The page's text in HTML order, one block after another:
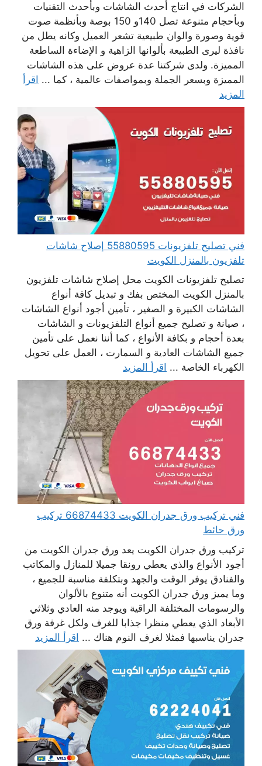
الشركات في انتاج أحدث الشاشات وبأحدث التقنيات
وبأحجام متنوعة تصل 140و 150 بوصة وبأنظمة صوت
قوية وصورة والوان طبيعية تشعر العميل وكانه يطل من
نافذة ليرى الطبيعة بألوانها الزاهية و الإضاءة الساطعة
المميزة. ولدى شركتنا عدة عروض على هذه الشاشات
المميزة وبسعر الجملة وبمواصفات عالمية ، كما ... اقرأ
المزيد
فني تصليح تلفزيونات 55880595 إصلاح شاشات
تلفزيون بالمنزل الكويت
تصليح تلفزيونات الكويت محل إصلاح شاشات تلفزيون
بالمنزل الكويت المختص بفك و تبديل كافة أنواع
الشاشات الكبيرة و الصغير ، تأمين أجود أنواع الشاشات
، صيانة و تصليح جميع أنواع التلفزيونات و الشاشات
بعدة أحجام و بكافة الأنواع ، كما أننا نعمل على تأمين
جميع الشاشات العادية و السمارت ، العمل على تحويل
الكهرباء الخاصة ... اقرأ المزيد
فني تركيب ورق جدران الكويت 66874433 تركيب
ورق حائط
تركيب ورق جدران الكويت يعد ورق جدران الكويت من
أجود الأنواع والذي يعطي رونقا جميلا للمنازل والمكاتب
والفنادق يوفر الوقت والجهد وبتكلفة مناسبة للجميع ،
وما يميز ورق جدران الكويت أنه متنوع بالألوان
والرسومات المختلفة الراقية ويوجد منه العادي وثلاثي
الأبعاد الذي يعطي منظرا جذابا للغرف ولكل غرفة ورق
جدران يناسبها فمثلا لغرف النوم هناك ... اقرأ المزيد